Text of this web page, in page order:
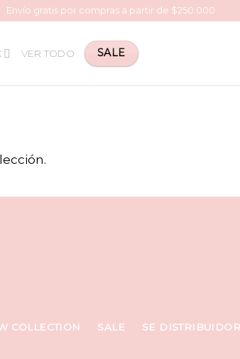
Envío gratis por compras a partir de $250.000
VER TODO SALE
COLLECTION SALE SE DISTRIBUIDOR